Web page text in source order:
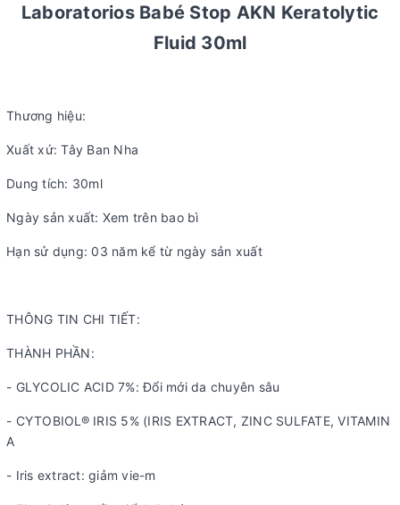
Laboratorios Babé Stop AKN Keratolytic
Fluid 30ml
Thương hiệu:
Xuất xứ: Tây Ban Nha
Dung tích: 30ml
Ngày sản xuất: Xem trên bao bì
Hạn sử dụng: 03 năm kể từ ngày sản xuất
THÔNG TIN CHI TIẾT:
THÀNH PHẦN:
- GLYCOLIC ACID 7%: Đổi mới da chuyên sâu
- CYTOBIOL® IRIS 5% (IRIS EXTRACT, ZINC SULFATE, VITAMIN
A
- Iris extract: giảm vie-m